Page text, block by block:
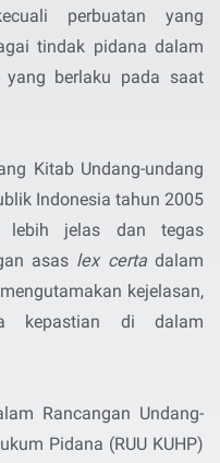
perbuatan yang
tindak pidana dalam
yang berlaku pada saat
Kitab Undang-undang
Indonesia tahun 2005
lebih jelas dan tegas
asas lex certadalam
kejelasan,
kepastian di dalam
Rancangan Undang-
Pidana (RUU KUHP)